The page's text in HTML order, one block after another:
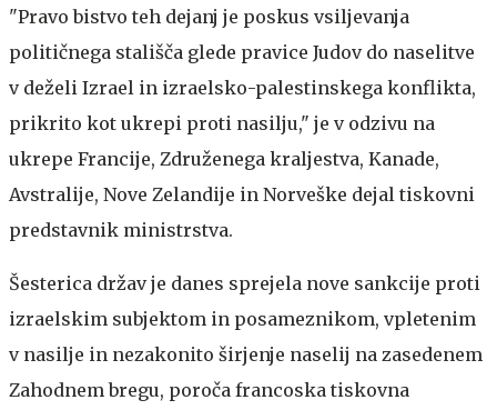
"Pravo bistvo teh dejanj je poskus vsiljevanja
političnega stališča glede pravice Judov do naselitve
v deželi Izrael in izraelsko-palestinskega konflikta,
prikrito kot ukrepi proti nasilju," je v odzivu na
ukrepe Francije, Združenega kraljestva, Kanade,
Avstralije, Nove Zelandije in Norveške dejal tiskovni
predstavnik ministrstva.
Šesterica držav je danes sprejela nove sankcije proti
izraelskim subjektom in posameznikom, vpletenim
v nasilje in nezakonito širjenje naselij na zasedenem
Zahodnem bregu, poroča francoska tiskovna